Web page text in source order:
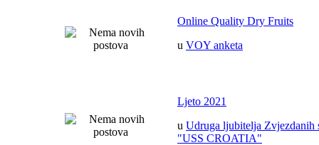
Online Quality Dry Fruits
u VOY anketa
Ljeto 2021
u Udruga ljubitelja Zvjezdanih
"USS CROATIA"